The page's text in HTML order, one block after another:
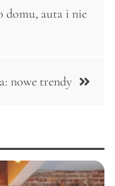
domu, auta i nie
nowe trendy